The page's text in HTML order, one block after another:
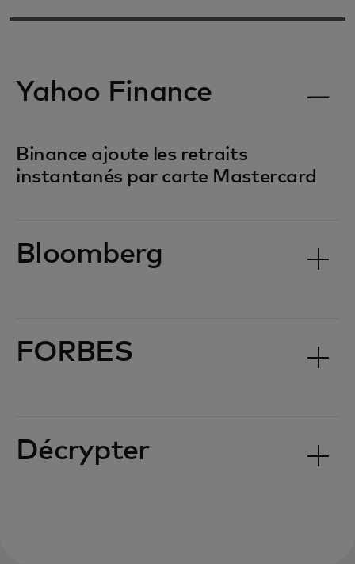
Yahoo Finance
Binance ajoute les retraits
instantanés par carte Mastercard
Bloomberg
FORBES
Décrypter